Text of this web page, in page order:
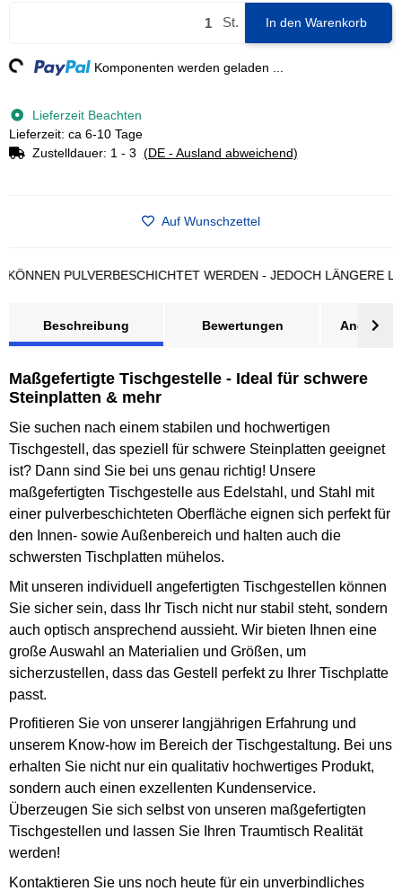
St. In den Warenkorb
Komponenten werden geladen ...
Lieferzeit Beachten
Lieferzeit: ca 6-10 Tage
Zustelldauer: 1 - 3 (DE - Ausland abweichend)
Auf Wunschzettel
PULVERBESCHICHTET WERDEN - JEDOCH LÄNGERE
Beschreibung Bewertungen Angebot
Maßgefertigte Tischgestelle - Ideal für schwere
Steinplatten & mehr
Sie suchen nach einem stabilen und hochwertigen
Tischgestell, das speziell für schwere Steinplatten geeignet
ist? Dann sind Sie bei uns genau richtig! Unsere
maßgefertigten Tischgestelle aus Edelstahl, und Stahl mit
einer pulverbeschichteten Oberfläche eignen sich perfekt für
den Innen- sowie Außenbereich und halten auch die
schwersten Tischplatten mühelos.
Mit unseren individuell angefertigten Tischgestellen können
Sie sicher sein, dass Ihr Tisch nicht nur stabil steht, sondern
auch optisch ansprechend aussieht. Wir bieten Ihnen eine
große Auswahl an Materialien und Größen, um
sicherzustellen, dass das Gestell perfekt zu Ihrer Tischplatte
passt.
Profitieren Sie von unserer langjährigen Erfahrung und
unserem Know-how im Bereich der Tischgestaltung. Bei uns
erhalten Sie nicht nur ein qualitativ hochwertiges Produkt,
sondern auch einen exzellenten Kundenservice.
Überzeugen Sie sich selbst von unseren maßgefertigten
Tischgestellen und lassen Sie Ihren Traumtisch Realität
werden!
Kontaktieren Sie uns noch heute für ein unverbindliches